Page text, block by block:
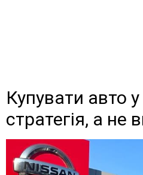
Купувати авто
стратегія, а не